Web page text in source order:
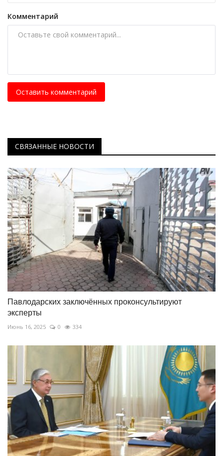
Комментарий
Оставить комментарий
СВЯЗАННЫЕ НОВОСТИ
Павлодарских заключённых проконсультируют
эксперты
Июнь 16, 2025 0 334